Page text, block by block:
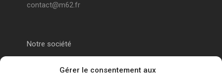
Gérer le consentement aux
contact@m62.fr
Notre société